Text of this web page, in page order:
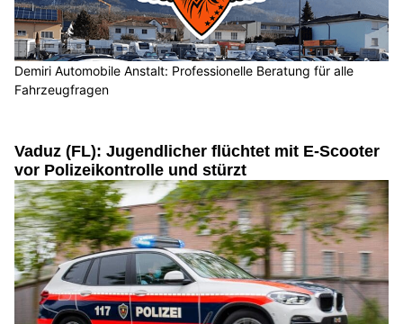
Demiri Automobile Anstalt: Professionelle Beratung für alle
Fahrzeugfragen
Vaduz (FL): Jugendlicher flüchtet mit E-Scooter
vor Polizeikontrolle und stürzt